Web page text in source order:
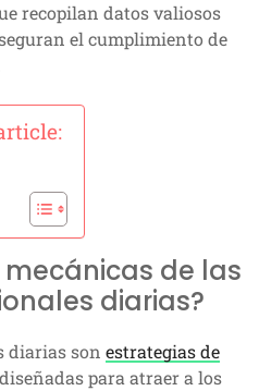
recopilan datos valiosos
el cumplimiento de
de las
diarias?
diarias son estrategias de
para atraer a los